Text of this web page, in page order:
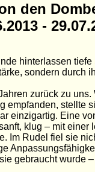
den
-
hinterlassen tiefe
sondern durch
zurück zu
empfanden, stellte
einzigartig. Eine
klug – mit einer
Im Rudel fiel sie
gebraucht wurde